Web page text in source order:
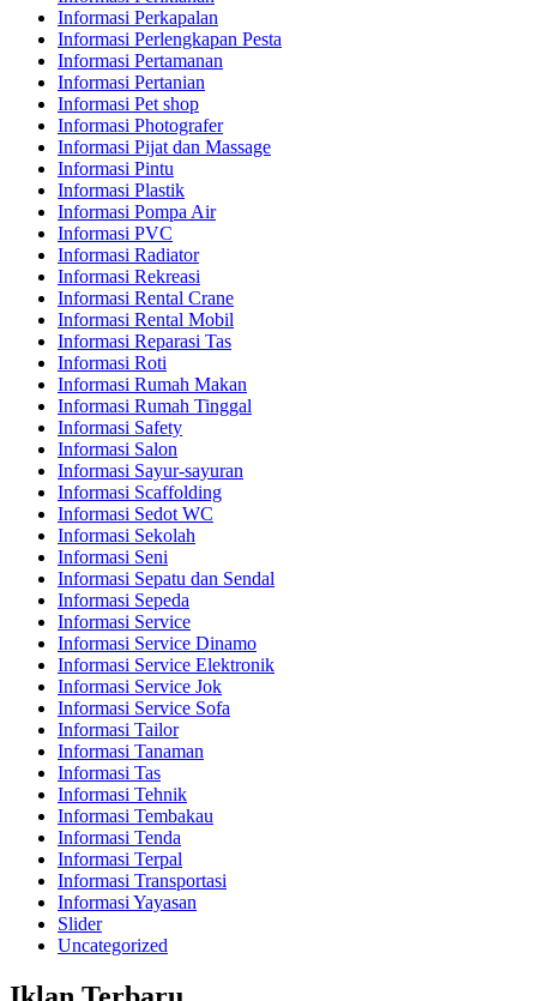
Informasi Perkapalan
Informasi Perlengkapan Pesta
Informasi Pertamanan
Informasi Pertanian
Informasi Pet shop
Informasi Photografer
Informasi Pijat dan Massage
Informasi Pintu
Informasi Plastik
Informasi Pompa Air
Informasi PVC
Informasi Radiator
Informasi Rekreasi
Informasi Rental Crane
Informasi Rental Mobil
Informasi Reparasi Tas
Informasi Roti
Informasi Rumah Makan
Informasi Rumah Tinggal
Informasi Safety
Informasi Salon
Informasi Sayur-sayuran
Informasi Scaffolding
Informasi Sedot WC
Informasi Sekolah
Informasi Seni
Informasi Sepatu dan Sendal
Informasi Sepeda
Informasi Service
Informasi Service Dinamo
Informasi Service Elektronik
Informasi Service Jok
Informasi Service Sofa
Informasi Tailor
Informasi Tanaman
Informasi Tas
Informasi Tehnik
Informasi Tembakau
Informasi Tenda
Informasi Terpal
Informasi Transportasi
Informasi Yayasan
Slider
Uncategorized